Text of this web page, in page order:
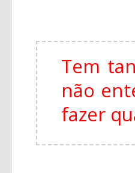
Tem
não
fazer